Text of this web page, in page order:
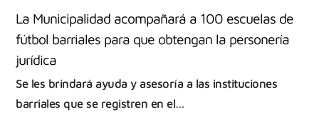
La Municipalidad acompañará a 100 escuelas de
fútbol barriales para que obtengan la personería
jurídica
Se les brindará ayuda y asesoría a las instituciones
barriales que se registren en el…